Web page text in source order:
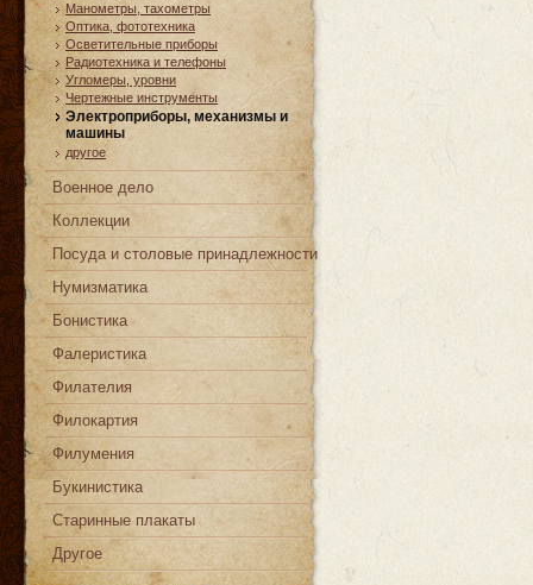
Манометры, тахометры
Оптика, фототехника
Осветительные приборы
Радиотехника и телефоны
Угломеры, уровни
Чертежные инструменты
Электроприборы, механизмы и
машины
другое
Военное дело
Коллекции
Посуда и столовые принадлежности
Нумизматика
Бонистика
Фалеристика
Филателия
Филокартия
Филумения
Букинистика
Старинные плакаты
Другое